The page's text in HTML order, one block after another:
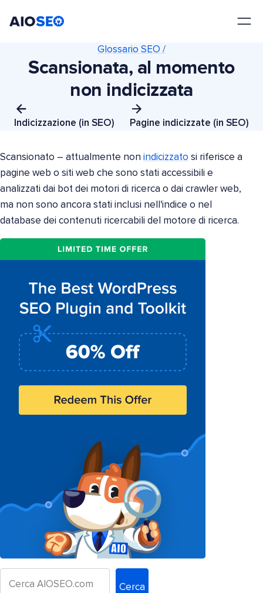
Indicizzazione (in SEO)
Glossario SEO /
Scansionata, al momento
non indicizzata
Pagine indicizzate (in SEO)
Scansionato – attualmente non indicizzato si riferisce a
pagine web o siti web che sono stati accessibili e
analizzati dai bot dei motori di ricerca o dai crawler web,
ma non sono ancora stati inclusi nell'indice o nel
database dei contenuti ricercabili del motore di ricerca.
Cerca